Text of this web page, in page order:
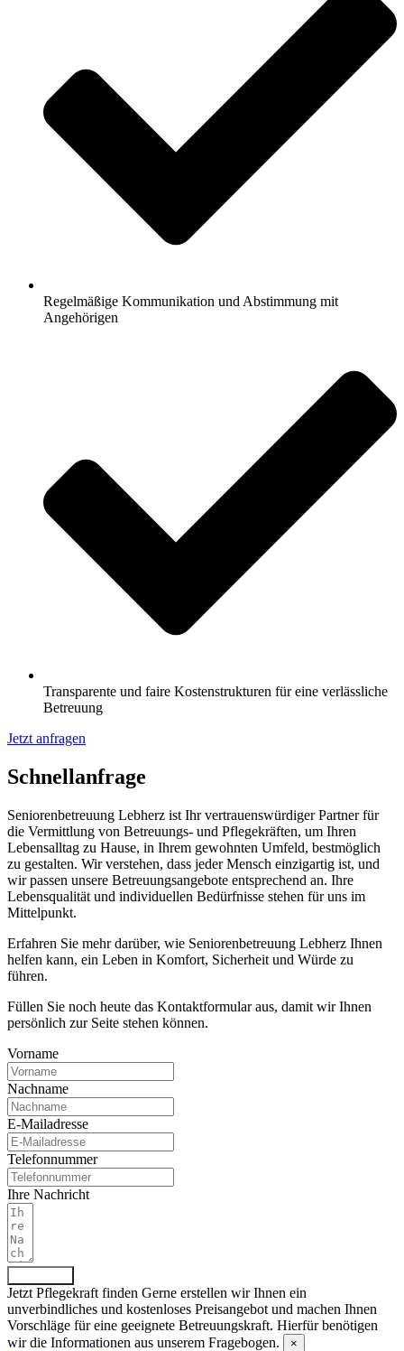
Regelmäßige Kommunikation und Abstimmung mit
Angehörigen
Transparente und faire Kostenstrukturen für eine verlässliche
Betreuung
Jetzt anfragen
Schnell­anfrage
Seniorenbetreuung Lebherz ist Ihr vertrauenswürdiger Partner für
die Vermittlung von Betreuungs- und Pflegekräften, um Ihren
Lebensalltag zu Hause, in Ihrem gewohnten Umfeld, bestmöglich
zu gestalten. Wir verstehen, dass jeder Mensch einzigartig ist, und
wir passen unsere Betreuungsangebote entsprechend an. Ihre
Lebensqualität und individuellen Bedürfnisse stehen für uns im
Mittelpunkt.
Erfahren Sie mehr darüber, wie Seniorenbetreuung Lebherz Ihnen
helfen kann, ein Leben in Komfort, Sicherheit und Würde zu
führen.
Füllen Sie noch heute das Kontaktformular aus, damit wir Ihnen
persönlich zur Seite stehen können.
Vorname
Nachname
E-Mailadresse
Telefonnummer
Ihre Nachricht
Jetzt Pflegekraft finden Gerne erstellen wir Ihnen ein
unverbindliches und kostenloses Preisangebot und machen Ihnen
Vorschläge für eine geeignete Betreuungskraft. Hierfür benötigen
wir die Informationen aus unserem Fragebogen.
×